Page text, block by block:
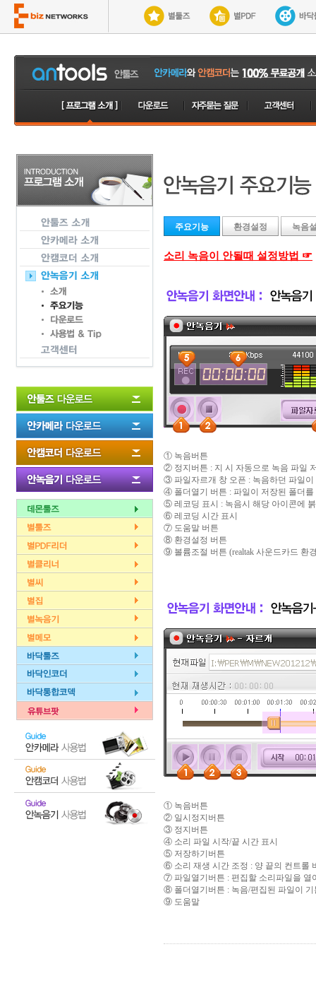
주요기능 환경설정 녹음
소리 녹음이 안될때 설정방법 ☞
① 녹음버튼
② 정지버튼 : 지 시 자동으로 녹음 파일
③ 파일자르개 창 오픈 : 녹음하던 파일
④ 폴더열기 버튼 : 파일이 저장된 폴더를
⑤ 레코딩 표시 : 녹음시 해당 아이콘에
⑥ 레코딩 시간 표시
⑦ 도움말 버튼
⑧ 환경설정 버튼
⑨ 볼륨조절 버튼 (realtak 사운드카드 환
① 녹음버튼
② 일시정지버튼
③ 정지버튼
④ 소리 파일 시작/끝 시간 표시
⑤ 저장하기버튼
⑥ 소리 재생 시간 조정 : 양 끝의 컨트롤
⑦ 파일열기버튼 : 편집할 소리파일을 열
⑧ 폴더열기버튼 : 녹음/편집된 파일이
⑨ 도움말